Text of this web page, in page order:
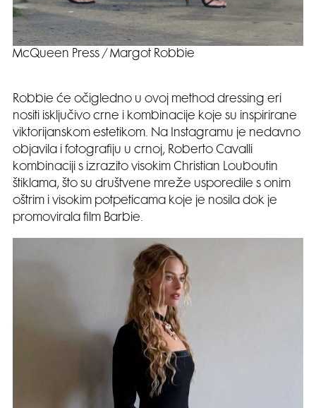
McQueen Press / Margot Robbie
Robbie će očigledno u ovoj method dressing eri
nositi isključivo crne i kombinacije koje su inspirirane
viktorijanskom estetikom. Na Instagramu je nedavno
objavila i fotografiju u crnoj, Roberto Cavalli
kombinaciji s izrazito visokim Christian Louboutin
štiklama, što su društvene mreže usporedile s onim
oštrim i visokim potpeticama koje je nosila dok je
promovirala film Barbie.